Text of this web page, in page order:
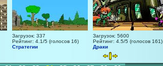
Загрузок: 337
Рейтинг: 4.1/5 (голосов 16)
Стратегии
Загрузок: 5600
Рейтинг: 4.5/5 (голосов 161)
Драки